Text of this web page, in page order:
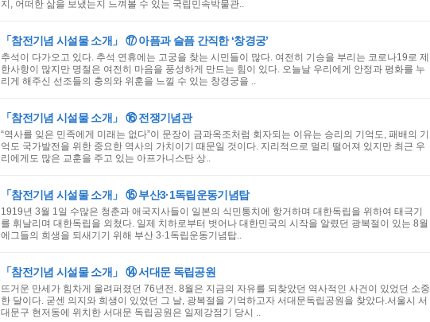
지, 어떠한 삶을 보냈는지 느껴볼 수 있는 국립민속박물관..
「참전기념 시설물 소개」 ⑰ 아픔과 슬픔 간직한 ‘창경궁’
추석이 다가오고 있다. 추석 연휴에는 고궁을 찾는 시민들이 많다. 여전히 기승을 부리는 코로나19로 제
한사항이 많지만 명절은 여전히 마음을 풍성하게 만드는 힘이 있다. 오늘날 우리에게 안정과 평화를 누
리게 해주신 선조들의 충의와 위훈을 느낄 수 있는 창경궁을 ..
「참전기념 시설물 소개」 ⑯ 전쟁기념관
“역사를 잊은 민족에게 미래는 없다”이 문장이 금과옥조처럼 회자되는 이유는 승리의 기억도, 패배의 기
억도 국가발전을 위한 중요한 역사의 가치이기 때문일 것이다. 지리적으로 멀리 떨어져 있지만 최근 우
리에게도 많은 교훈을 주고 있는 아프가니스탄 상..
「참전기념 시설물 소개」 ⑮ 부산3·1독립운동기념탑
1919년 3월 1일 수많은 청춘과 애국지사들이 일본의 식민통치에 항거하며 대한독립을 위하여 태극기
를 휘날리며 대한독립을 외쳤다. 일제 치하로부터 벗어나 대한민국의 시작을 알렸던 광복절이 있는 8월
에그들의 희생을 되새기기 위해 부산 3·1독립운동기념탑..
「참전기념 시설물 소개」 ⑭ 서대문 독립공원
뜨거운 만세가 힘차게 울려퍼졌던 76년전. 8월은 지금의 자유를 되찾았던 역사적인 사건이 있었던 소중
한 달이다. 굳센 의지와 희생이 있었던 그 날, 광복절을 기억하고자 서대문독립공원을 찾았다.서울시 서
대문구 현저동에 위치한 서대문 독립공원은 일제강점기 당시 ..